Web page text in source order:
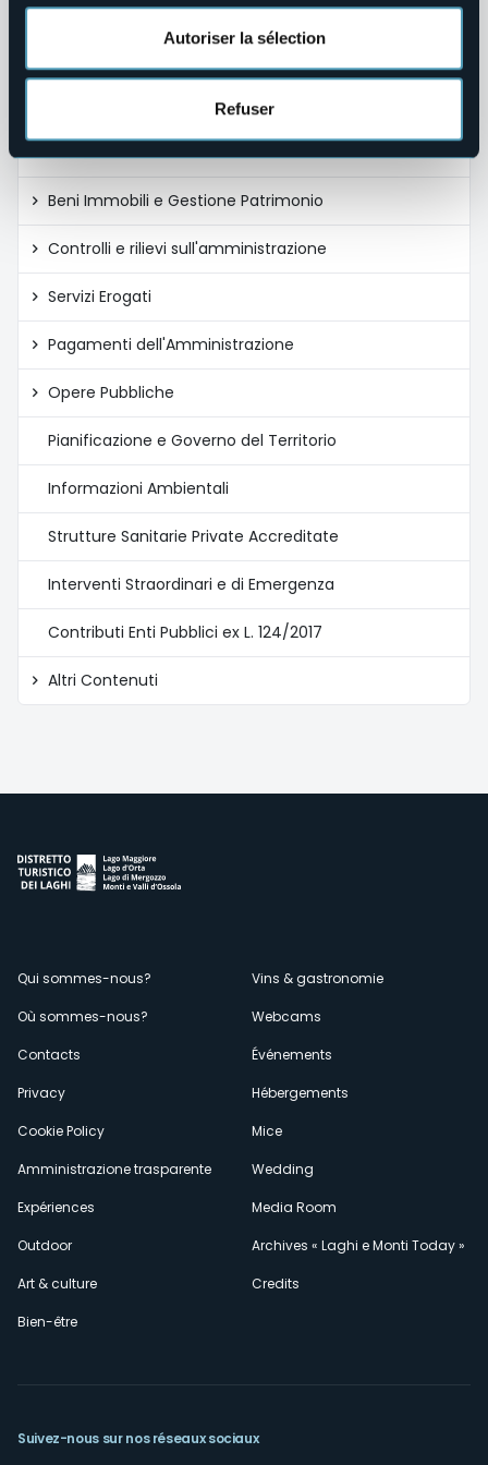
Autoriser la sélection
Refuser
Bandi di gara e contratti
Sovvenzioni, Contributi, Sussidi, Vantaggi Economici
Bilanci
Beni Immobili e Gestione Patrimonio
Controlli e rilievi sull'amministrazione
Servizi Erogati
Pagamenti dell'Amministrazione
Opere Pubbliche
Pianificazione e Governo del Territorio
Informazioni Ambientali
Strutture Sanitarie Private Accreditate
Interventi Straordinari e di Emergenza
Contributi Enti Pubblici ex L. 124/2017
Altri Contenuti
Menù
secondario
Qui sommes-nous?
Où sommes-nous?
Contacts
Privacy
Cookie Policy
Amministrazione trasparente
Expériences
Outdoor
Art & culture
Bien-être
Vins & gastronomie
Webcams
Événements
Hébergements
Mice
Wedding
Media Room
Archives « Laghi e Monti Today »
Credits
Suivez-nous sur nos réseaux sociaux